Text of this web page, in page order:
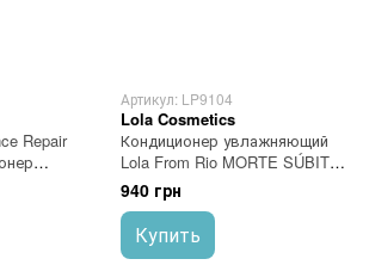
Repair
Артикул: LP9104
Lola Cosmetics
Кондиционер увлажняющий
Lola From Rio MORTE SÚBITA
HIDRATANTE 250 г
940 грн
Купить